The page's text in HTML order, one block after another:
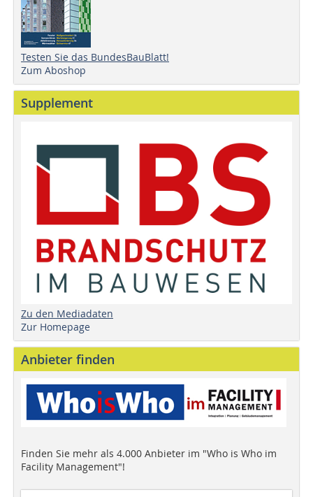
Testen Sie das BundesBauBlatt!
Zum Aboshop
Supplement
Zu den Mediadaten
Zur Homepage
Anbieter finden
Finden Sie mehr als 4.000 Anbieter im "Who is Who im
Facility Management"!